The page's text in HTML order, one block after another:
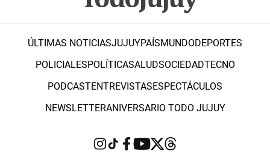
ÚLTIMAS NOTICIASJUJUYPAÍSMUNDODEPORTES
POLICIALESPOLÍTICASALUDSOCIEDADTECNO
PODCASTENTREVISTASESPECTÁCULOS
NEWSLETTERANIVERSARIO TODO JUJUY